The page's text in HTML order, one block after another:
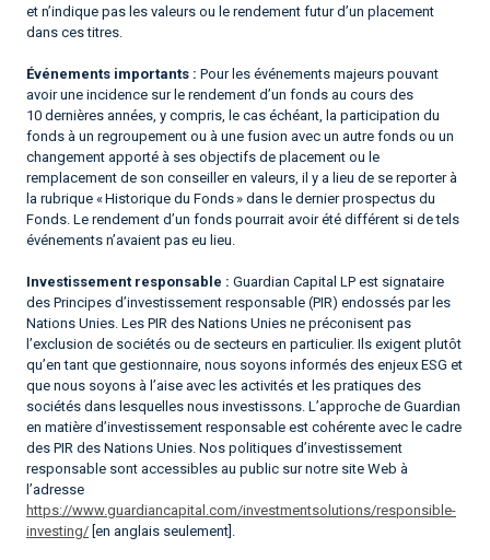
et n’indique pas les valeurs ou le rendement futur d’un placement
dans ces titres.
Événements importants : Pour les événements majeurs pouvant
avoir une incidence sur le rendement d’un fonds au cours des
10 dernières années, y compris, le cas échéant, la participation du
fonds à un regroupement ou à une fusion avec un autre fonds ou un
changement apporté à ses objectifs de placement ou le
remplacement de son conseiller en valeurs, il y a lieu de se reporter à
la rubrique « Historique du Fonds » dans le dernier prospectus du
Fonds. Le rendement d’un fonds pourrait avoir été différent si de tels
événements n’avaient pas eu lieu.
Investissement responsable : Guardian Capital LP est signataire
des Principes d’investissement responsable (PIR) endossés par les
Nations Unies. Les PIR des Nations Unies ne préconisent pas
l’exclusion de sociétés ou de secteurs en particulier. Ils exigent plutôt
qu’en tant que gestionnaire, nous soyons informés des enjeux ESG et
que nous soyons à l’aise avec les activités et les pratiques des
sociétés dans lesquelles nous investissons. L’approche de Guardian
en matière d’investissement responsable est cohérente avec le cadre
des PIR des Nations Unies. Nos politiques d’investissement
responsable sont accessibles au public sur notre site Web à
l’adresse
https://www.guardiancapital.com/investmentsolutions/responsible-
investing/ [en anglais seulement].